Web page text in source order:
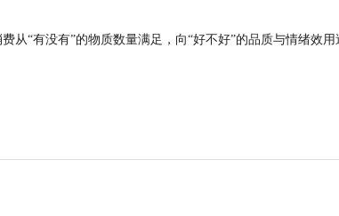
从“有没有”的物质数量满足，向“好不好”的品质与情绪效用